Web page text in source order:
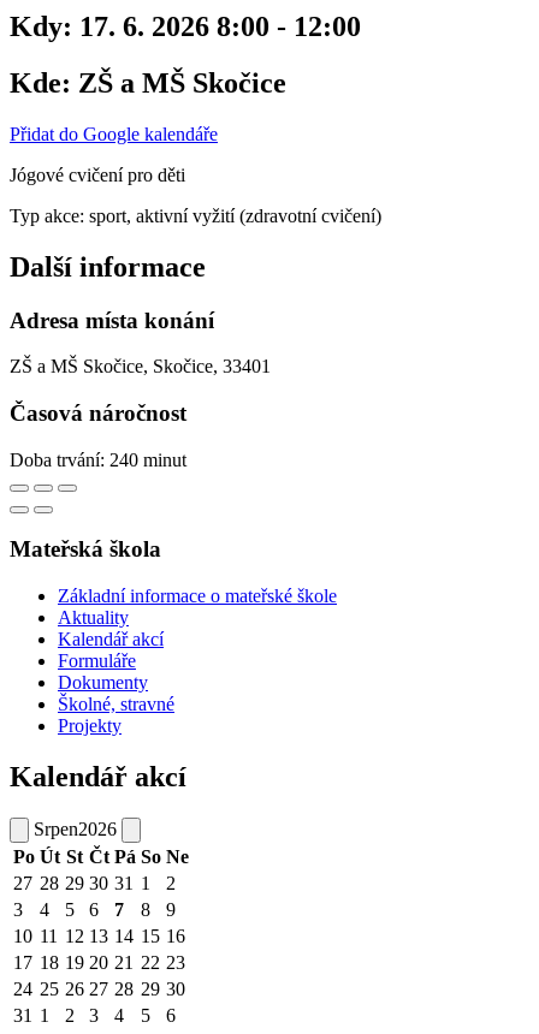
Kdy: 17. 6. 2026 8:00 - 12:00
Kde: ZŠ a MŠ Skočice
Přidat do Google kalendáře
Jógové cvičení pro děti
Typ akce: sport, aktivní vyžití (zdravotní cvičení)
Další informace
Adresa místa konání
ZŠ a MŠ Skočice, Skočice, 33401
Časová náročnost
Doba trvání: 240 minut
Mateřská škola
Základní informace o mateřské škole
Aktuality
Kalendář akcí
Formuláře
Dokumenty
Školné, stravné
Projekty
Kalendář akcí
Srpen2026
Po Út St Čt Pá So Ne
27 28 29 30 31 1
2
3
4 5 6 7 8
9
10 11 12 13 14 15 16
17 18 19 20 21 22 23
24 25 26 27 28 29 30
31 1 2 3 4 5 6